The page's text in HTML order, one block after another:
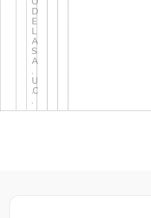
D
E
L
A
S
A
.
U
.C
.